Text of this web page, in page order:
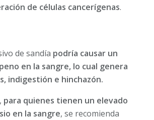
de células cancerígenas.
de sandía podría causar un
en la sangre, lo cual genera
indigestión e hinchazón.
para quienes tienen un elevado
en la sangre, se recomienda